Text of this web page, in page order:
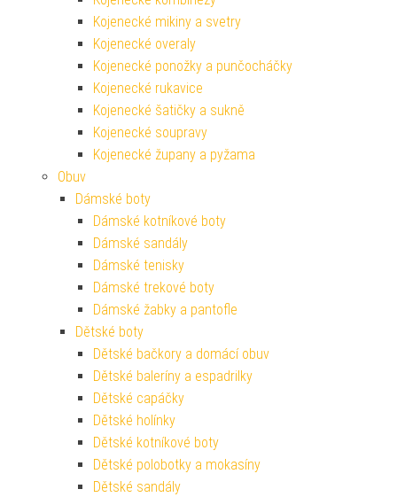
Kojenecké mikiny a svetry
Kojenecké overaly
Kojenecké ponožky a punčocháčky
Kojenecké rukavice
Kojenecké šatičky a sukně
Kojenecké soupravy
Kojenecké župany a pyžama
Obuv
Dámské boty
Dámské kotníkové boty
Dámské sandály
Dámské tenisky
Dámské trekové boty
Dámské žabky a pantofle
Dětské boty
Dětské bačkory a domácí obuv
Dětské baleríny a espadrilky
Dětské capáčky
Dětské holínky
Dětské kotníkové boty
Dětské polobotky a mokasíny
Dětské sandály